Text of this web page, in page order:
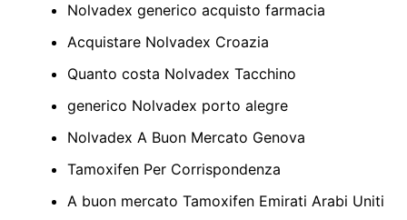
Nolvadex generico acquisto farmacia
Acquistare Nolvadex Croazia
Quanto costa Nolvadex Tacchino
generico Nolvadex porto alegre
Nolvadex A Buon Mercato Genova
Tamoxifen Per Corrispondenza
A buon mercato Tamoxifen Emirati Arabi Uniti